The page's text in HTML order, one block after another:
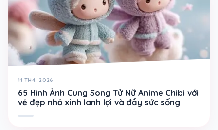
11 TH4, 2026
65 Hình Ảnh Cung Song Tử Nữ Anime Chibi với
vẻ đẹp nhỏ xinh lanh lợi và đầy sức sống